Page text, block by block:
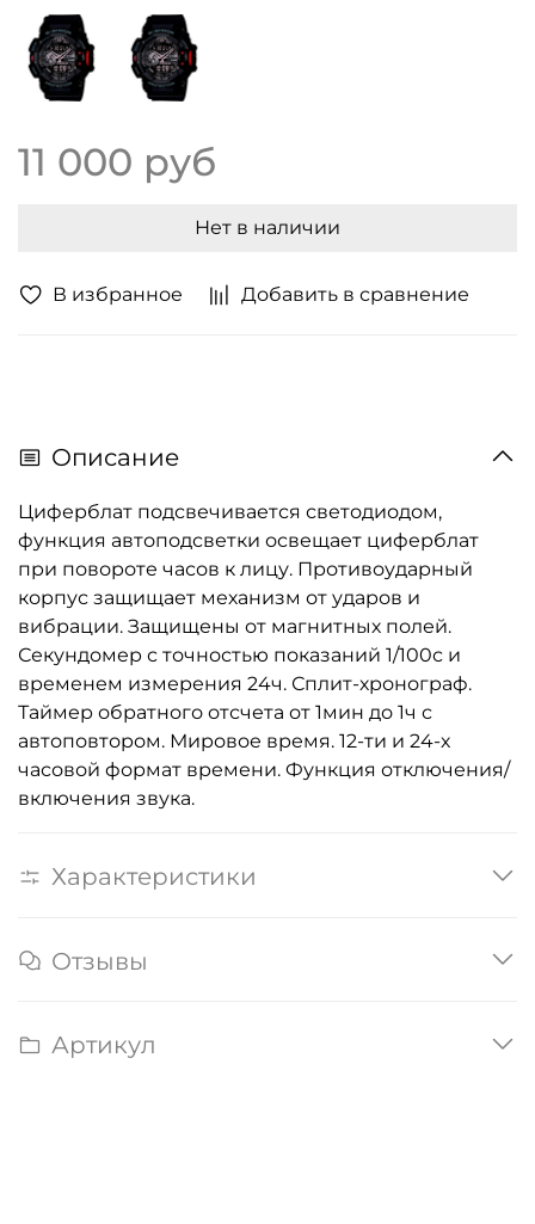
В избранное Добавить в сравнение
11 000 руб
Нет в наличии
Описание
Циферблат подсвечивается светодиодом,
функция автоподсветки освещает циферблат
при повороте часов к лицу. Противоударный
корпус защищает механизм от ударов и
вибрации. Защищены от магнитных полей.
Секундомер с точностью показаний 1/100с и
временем измерения 24ч. Сплит-хронограф.
Таймер обратного отсчета от 1мин до 1ч с
автоповтором. Мировое время. 12-ти и 24-х
часовой формат времени. Функция отключения/
включения звука.
Характеристики
Отзывы
Артикул